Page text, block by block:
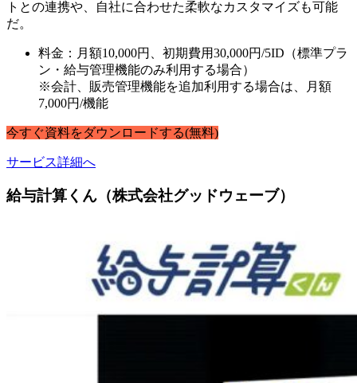
トとの連携や、自社に合わせた柔軟なカスタマイズも可能
だ。
料金：月額10,000円、初期費用30,000円/5ID（標準プラ
ン・給与管理機能のみ利用する場合）
※会計、販売管理機能を追加利用する場合は、月額
7,000円/機能
今すぐ資料をダウンロードする(無料)
サービス詳細へ
給与計算くん（株式会社グッドウェーブ）